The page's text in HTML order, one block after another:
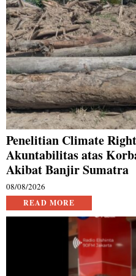
Penelitian Climate
Akuntabilitas atas
Akibat Banjir Sumatra
08/08/2026
READ MORE